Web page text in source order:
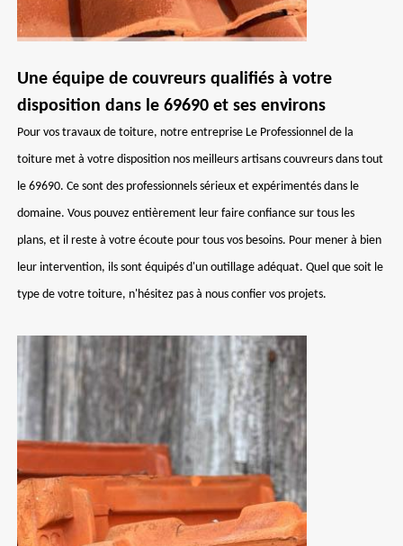
Une équipe de couvreurs qualifiés à votre
disposition dans le 69690 et ses environs
Pour vos travaux de toiture, notre entreprise Le Professionnel de la
toiture met à votre disposition nos meilleurs artisans couvreurs dans tout
le 69690. Ce sont des professionnels sérieux et expérimentés dans le
domaine. Vous pouvez entièrement leur faire confiance sur tous les
plans, et il reste à votre écoute pour tous vos besoins. Pour mener à bien
leur intervention, ils sont équipés d'un outillage adéquat. Quel que soit le
type de votre toiture, n'hésitez pas à nous confier vos projets.